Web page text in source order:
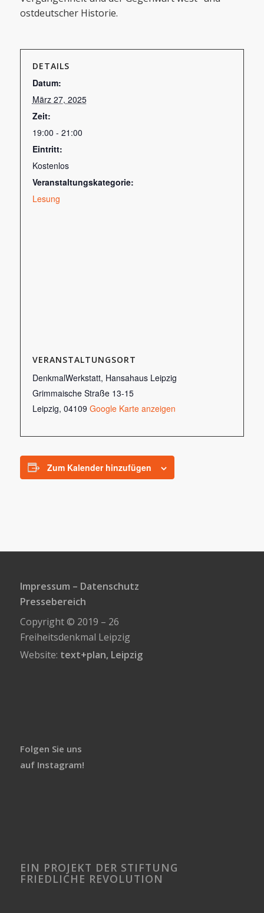
ostdeutscher Historie.
DETAILS
Datum:
März 27, 2025
Zeit:
19:00 - 21:00
Eintritt:
Kostenlos
Veranstaltungskategorie:
Lesung
VERANSTALTUNGSORT
DenkmalWerkstatt, Hansahaus Leipzig
Grimmaische Straße 13-15
Leipzig, 04109 Google Karte anzeigen
Zum Kalender hinzufügen
Impressum – Datenschutz
Pressebereich
Copyright © 2019 – 26
Freiheitsdenkmal Leipzig
Website: text+plan, Leipzig
Folgen Sie uns
auf Instagram!
EIN PROJEKT DER STIFTUNG
FRIEDLICHE REVOLUTION